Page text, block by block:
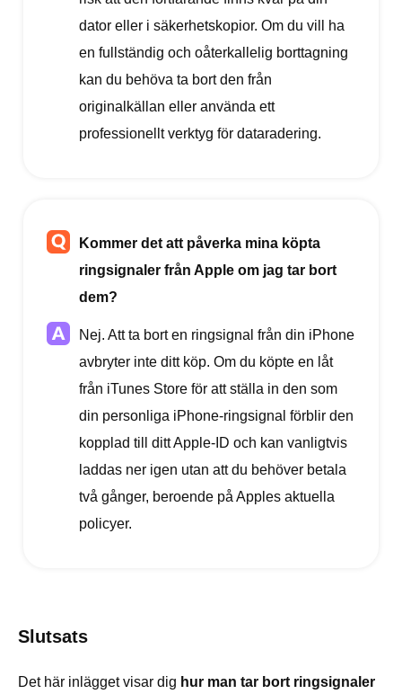
dator eller i säkerhetskopior. Om du vill ha
en fullständig och oåterkallelig borttagning
kan du behöva ta bort den från
originalkällan eller använda ett
professionellt verktyg för dataradering.
Kommer det att påverka mina köpta
ringsignaler från Apple om jag tar bort
dem?
Nej. Att ta bort en ringsignal från din iPhone
avbryter inte ditt köp. Om du köpte en låt
från iTunes Store för att ställa in den som
din personliga iPhone-ringsignal förblir den
kopplad till ditt Apple-ID och kan vanligtvis
laddas ner igen utan att du behöver betala
två gånger, beroende på Apples aktuella
policyer.
Slutsats
Det här inlägget visar dig hur man tar bort ringsignaler